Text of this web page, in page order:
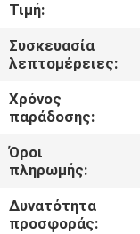
ΜΑΣ
ΕΛΆΤΕ
ΣΕ
ΕΠΑΦΉ
ΜΕ
ΕΙΔΉΣΕΙΣ
Τιμή:
Συσκευασία
λεπτομέρειες:
Χρόνος
παράδοσης:
Όροι
πληρωμής:
Δυνατότητα
προσφοράς: